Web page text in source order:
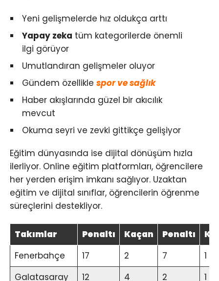
Yeni gelişmelerde hız oldukça arttı
Yapay zeka tüm kategorilerde önemli
ilgi görüyor
Umutlandıran gelişmeler oluyor
Gündem özellikle spor ve sağlık
Haber akışlarında güzel bir akıcılık
mevcut
Okuma seyri ve zevki gittikçe gelişiyor
Eğitim dünyasında ise dijital dönüşüm hızla
ilerliyor. Online eğitim platformları, öğrencilere
her yerden erişim imkanı sağlıyor. Uzaktan
eğitim ve dijital sınıflar, öğrencilerin öğrenme
süreçlerini destekliyor.
Takımlar Penaltı Kaçan Penaltı
Fenerbahçe
17 2 7
1
Galatasaray
12 4 2 1